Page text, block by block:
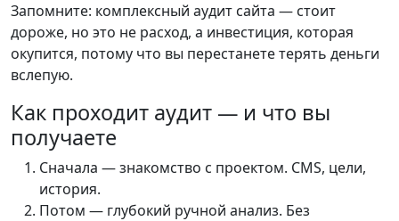
Запомните: комплексный аудит сайта — стоит
дороже, но это не расход, а инвестиция, которая
окупится, потому что вы перестанете терять деньги
вслепую.
Как проходит аудит — и что вы
получаете
Сначала — знакомство с проектом. CMS, цели,
история.
Потом — глубокий ручной анализ. Без